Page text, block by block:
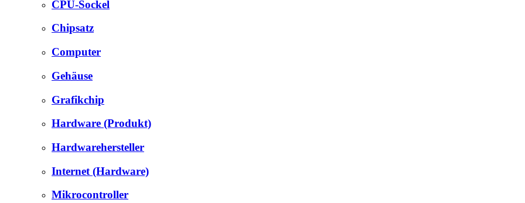
CPU-Sockel
Chipsatz
Computer
Gehäuse
Grafikchip
Hardware (Produkt)
Hardwarehersteller
Internet (Hardware)
Mikrocontroller